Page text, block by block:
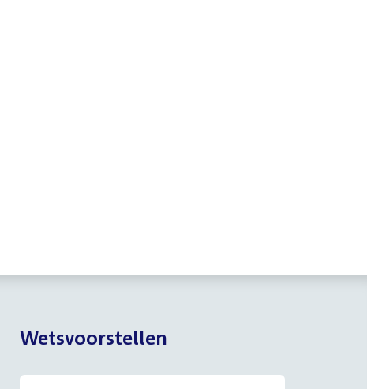
Wetsvoorstellen